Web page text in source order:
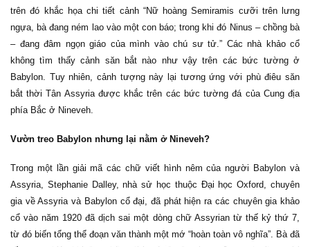
trên đó khắc họa chi tiết cảnh “Nữ hoàng Semiramis cưỡi trên lưng
ngựa, bà đang ném lao vào một con báo; trong khi đó Ninus – chồng bà
– đang đâm ngọn giáo của mình vào chú sư tử.” Các nhà khảo cổ
không tìm thấy cảnh săn bắt nào như vậy trên các bức tường ở
Babylon. Tuy nhiên, cảnh tượng này lại tương ứng với phù điêu săn
bắt thời Tân Assyria được khắc trên các bức tường đá của Cung địa
phía Bắc ở Nineveh.
Vườn treo Babylon nhưng lại nằm ở Nineveh?
Trong một lần giải mã các chữ viết hình nêm của người Babylon và
Assyria, Stephanie Dalley, nhà sử học thuộc Đại học Oxford, chuyên
gia về Assyria và Babylon cổ đại, đã phát hiện ra các chuyên gia khảo
cổ vào năm 1920 đã dịch sai một dòng chữ Assyrian từ thế kỷ thứ 7,
từ đó biến tổng thể đoạn văn thành một mớ “hoàn toàn vô nghĩa”. Bà đã